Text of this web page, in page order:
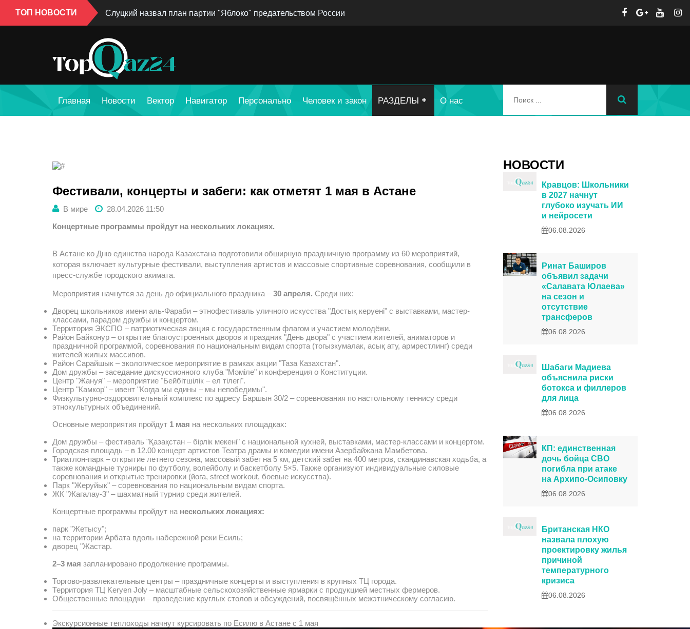
ТОП НОВОСТИ Слуцкий назвал план партии "Яблоко" предательством России
Главная Новости Вектор Навигатор Персонально Человек и закон РАЗДЕЛЫ О нас
Фестивали, концерты и забеги: как отметят 1 мая в Астане
В мире
28.04.2026 11:50
Концертные программы пройдут на нескольких локациях.
В Астане ко Дню единства народа Казахстана подготовили обширную праздничную программу из 60 мероприятий,
которая включает культурные фестивали, выступления артистов и массовые спортивные соревнования, сообщили в
пресс-службе городского акимата.
Мероприятия начнутся за день до официального праздника –30 апреля. Среди них:
Дворец школьников имени аль-Фараби – этнофестиваль уличного искусства "Достық керуені" с выставками, мастер-
классами, парадом дружбы и концертом.
Территория ЭКСПО – патриотическая акция с государственным флагом и участием молодёжи.
Район Байконур – открытие благоустроенных дворов и праздник "День двора" с участием жителей, аниматоров и
праздничной программой, соревнования по национальным видам спорта (тогызкумалак, асық ату, армрестлинг) среди
жителей жилых массивов.
Район Сарайшык – экологическое мероприятие в рамках акции "Таза Казахстан".
Дом дружбы – заседание дискуссионного клуба "Мәміле" и конференция о Конституции.
Центр "Жануя" – мероприятие "Бейбітшілік – ел тілегі".
Центр "Камкор" – ивент "Когда мы едины – мы непобедимы".
Физкультурно-оздоровительный комплекс по адресу Баршын 30/2 – соревнования по настольному теннису среди
этнокультурных объединений.
Основные мероприятия пройдут 1 мая на нескольких площадках:
Дом дружбы – фестиваль "Қазақстан – бірлік мекені" с национальной кухней, выставками, мастер-классами и концертом.
Городская площадь – в 12.00 концерт артистов Театра драмы и комедии имени Азербайжана Мамбетова.
Триатлон-парк – открытие летнего сезона, массовый забег на 5 км, детский забег на 400 метров, скандинавская ходьба, а
также командные турниры по футболу, волейболу и баскетболу 5×5. Также организуют индивидуальные силовые
соревнования и открытые тренировки (йога, street workout, боевые искусства).
Парк "Жеруйык" – соревнования по национальным видам спорта.
ЖК "Жагалау-3" – шахматный турнир среди жителей.
Концертные программы пройдут на нескольких локациях:
парк "Жетысу";
на территории Арбата вдоль набережной реки Есиль;
дворец "Жастар.
2–3 мая запланировано продолжение программы.
Торгово-развлекательные центры – праздничные концерты и выступления в крупных ТЦ города.
Территория ТЦ Keryen Joly – масштабные сельскохозяйственные ярмарки с продукцией местных фермеров.
Общественные площадки – проведение круглых столов и обсуждений, посвящённых межэтническому согласию.
Экскурсионные теплоходы начнут курсировать по Есилю в Астане с 1 мая
НОВОСТИ
Кравцов: Школьники
в 2027 начнут
глубоко изучать ИИ
и нейросети
06.08.2026
Ринат Баширов
объявил задачи
«Салавата Юлаева»
на сезон и
отсутствие
трансферов
06.08.2026
Шабаги Мадиева
объяснила риски
ботокса и филлеров
для лица
06.08.2026
КП: единственная
дочь бойца СВО
погибла при атаке
на Архипо-Осиповку
06.08.2026
Британская НКО
назвала плохую
проектировку жилья
причиной
температурного
кризиса
06.08.2026